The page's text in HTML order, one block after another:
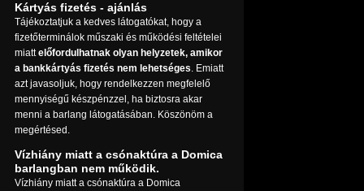
Kártyás fizetés - ajánlás
Tájékoztatjuk a kedves látogatókat, hogy a
fizetőterminálok műszaki és működési feltételei
miattelőfordulhatnak olyan helyzetek, amikor
a bankkártyás fizetés nem lehetséges. Emiatt
azt javasoljuk, hogy rendelkezzen megfelelő
mennyiségű készpénzzel, ha biztosra akar
menni a barlang látogatásában. Köszönöm a
megértésed.
Vízhiány miatt a csónaktúra a Domica
barlangban nem működik.
Vízhiány miatt a csónaktúra a Domica